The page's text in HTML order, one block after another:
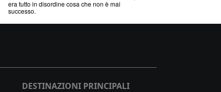
era tutto in disordine cosa che non è mai
successo.
DESTINAZIONI PRINCIPALI